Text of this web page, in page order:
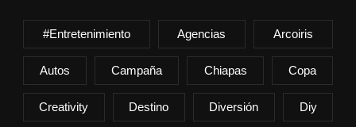
#entretenimiento Agencias Arcoiris
Autos Campaña Chiapas Copa
Creativity Destino Diversión Diy